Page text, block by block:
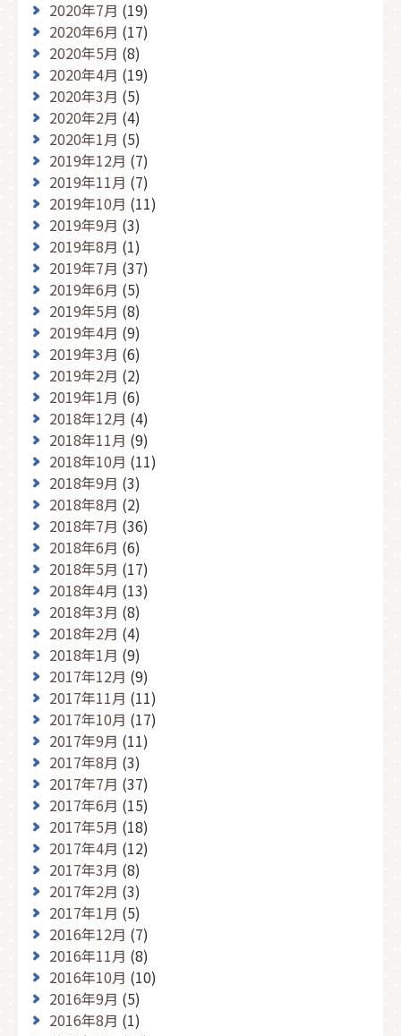
2020年7月 (19)
2020年6月 (17)
2020年5月 (8)
2020年4月 (19)
2020年3月 (5)
2020年2月 (4)
2020年1月 (5)
2019年12月 (7)
2019年11月 (7)
2019年10月 (11)
2019年9月 (3)
2019年8月 (1)
2019年7月 (37)
2019年6月 (5)
2019年5月 (8)
2019年4月 (9)
2019年3月 (6)
2019年2月 (2)
2019年1月 (6)
2018年12月 (4)
2018年11月 (9)
2018年10月 (11)
2018年9月 (3)
2018年8月 (2)
2018年7月 (36)
2018年6月 (6)
2018年5月 (17)
2018年4月 (13)
2018年3月 (8)
2018年2月 (4)
2018年1月 (9)
2017年12月 (9)
2017年11月 (11)
2017年10月 (17)
2017年9月 (11)
2017年8月 (3)
2017年7月 (37)
2017年6月 (15)
2017年5月 (18)
2017年4月 (12)
2017年3月 (8)
2017年2月 (3)
2017年1月 (5)
2016年12月 (7)
2016年11月 (8)
2016年10月 (10)
2016年9月 (5)
2016年8月 (1)